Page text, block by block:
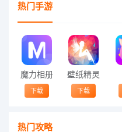
热门手游
魔力相册
下载
壁纸精灵
下载
热门攻略